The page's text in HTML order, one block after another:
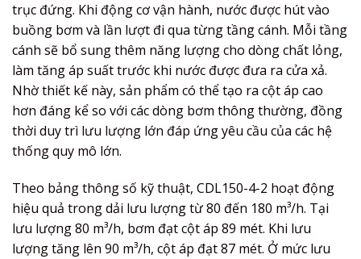
trục đứng. Khi động cơ vận hành, nước được hút vào
buồng bơm và lần lượt đi qua từng tầng cánh. Mỗi tầng
cánh sẽ bổ sung thêm năng lượng cho dòng chất lỏng,
làm tăng áp suất trước khi nước được đưa ra cửa xả.
Nhờ thiết kế này, sản phẩm có thể tạo ra cột áp cao
hơn đáng kể so với các dòng bơm thông thường, đồng
thời duy trì lưu lượng lớn đáp ứng yêu cầu của các hệ
thống quy mô lớn.
Theo bảng thông số kỹ thuật, CDL150-4-2 hoạt động
hiệu quả trong dải lưu lượng từ 80 đến 180 m³/h. Tại
lưu lượng 80 m³/h, bơm đạt cột áp 89 mét. Khi lưu
lượng tăng lên 90 m³/h, cột áp đạt 87 mét. Ở mức lưu